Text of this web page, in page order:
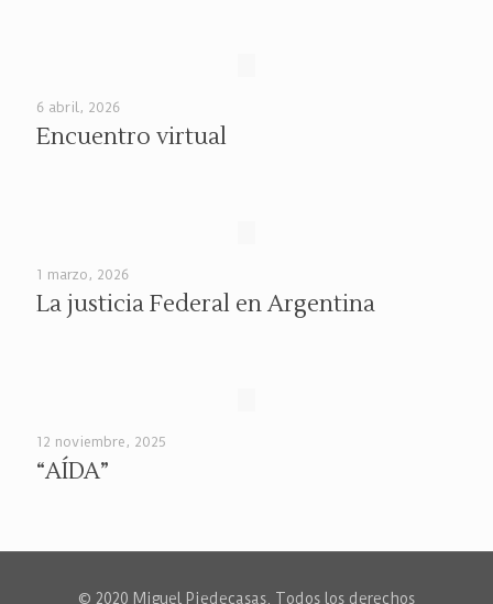
6 abril, 2026
Encuentro virtual
1 marzo, 2026
La justicia Federal en Argentina
12 noviembre, 2025
“AÍDA”
© 2020 Miguel Piedecasas. Todos los derechos